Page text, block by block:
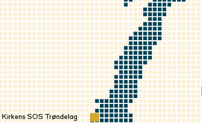
Kirkens SOS Trøndelag